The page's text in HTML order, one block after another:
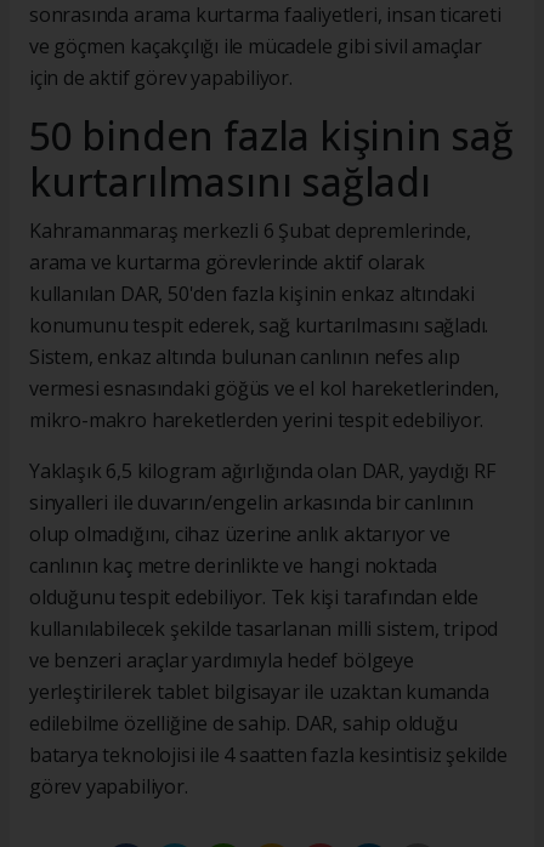
sonrasında arama kurtarma faaliyetleri, insan ticareti
ve göçmen kaçakçılığı ile mücadele gibi sivil amaçlar
için de aktif görev yapabiliyor.
50 binden fazla kişinin sağ
kurtarılmasını sağladı
Kahramanmaraş merkezli 6 Şubat depremlerinde,
arama ve kurtarma görevlerinde aktif olarak
kullanılan DAR, 50'den fazla kişinin enkaz altındaki
konumunu tespit ederek, sağ kurtarılmasını sağladı.
Sistem, enkaz altında bulunan canlının nefes alıp
vermesi esnasındaki göğüs ve el kol hareketlerinden,
mikro-makro hareketlerden yerini tespit edebiliyor.
Yaklaşık 6,5 kilogram ağırlığında olan DAR, yaydığı RF
sinyalleri ile duvarın/engelin arkasında bir canlının
olup olmadığını, cihaz üzerine anlık aktarıyor ve
canlının kaç metre derinlikte ve hangi noktada
olduğunu tespit edebiliyor. Tek kişi tarafından elde
kullanılabilecek şekilde tasarlanan milli sistem, tripod
ve benzeri araçlar yardımıyla hedef bölgeye
yerleştirilerek tablet bilgisayar ile uzaktan kumanda
edilebilme özelliğine de sahip. DAR, sahip olduğu
batarya teknolojisi ile 4 saatten fazla kesintisiz şekilde
görev yapabiliyor.